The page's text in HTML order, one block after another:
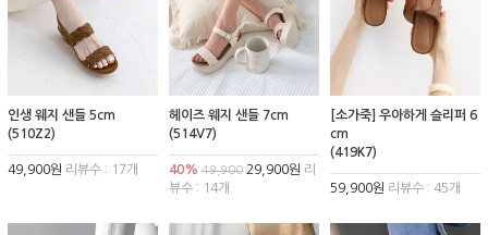
인생 웨지 샌들 5cm
(510Z2)
49,900원 리뷰수 : 17개
헤이즈 웨지 샌들 7cm
(514V7)
40% 49,90029,900원 리
뷰수 : 14개
[소가죽] 우아하게 슬리퍼 6
cm
(419K7)
59,900원 리뷰수 : 45개